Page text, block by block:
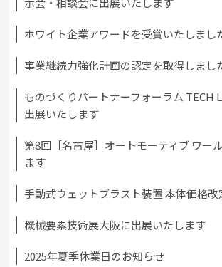
ホワイト企業アワードを受賞いたしまし
事業継続力強化計画の認定を取得しまし
ものづくりパートナーフォーラム TECH
出展いたします
第8回［名古屋］オートモーティブ ワー
ます
手動式ウェットブラスト装置 本体価格
機械要素技術展大阪に出展いたします
2025年夏季休業日のお知らせ